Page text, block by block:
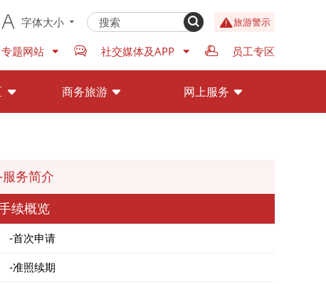
字体大小 旅游警示
专题网站 社交媒体及APP 员工专区
商务旅游 网上服务
服务简介
续概览
首次申请
准照续期